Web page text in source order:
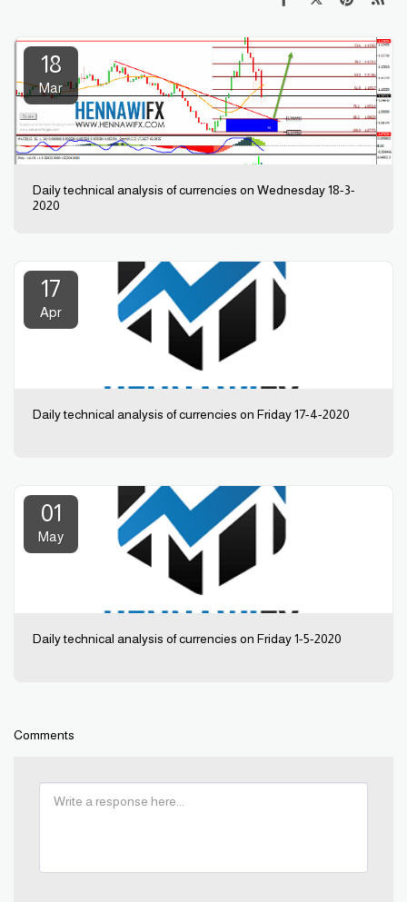
18
Mar
Daily technical analysis of currencies on Wednesday 18-3-
2020
17
Apr
Daily technical analysis of currencies on Friday 17-4-2020
01
May
Daily technical analysis of currencies on Friday 1-5-2020
Comments